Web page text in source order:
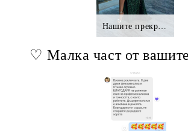
Нашите прекрасни клиентки.,.
♡ Малка част от